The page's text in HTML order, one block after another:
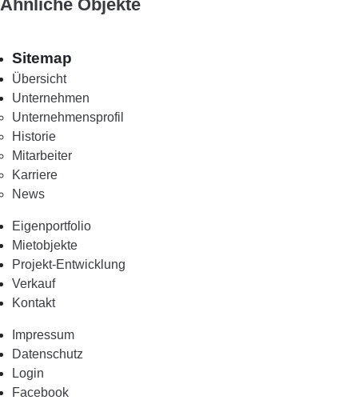
Ähnliche Objekte
Sitemap
Übersicht
Unternehmen
Unternehmensprofil
Historie
Mitarbeiter
Karriere
News
Eigenportfolio
Mietobjekte
Projekt-Entwicklung
Verkauf
Kontakt
Impressum
Datenschutz
Login
Facebook